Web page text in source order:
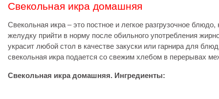
Свекольная икра домашняя
Свекольная икра – это постное и легкое разгрузочное блюдо,
желудку прийти в норму после обильного употребления
украсит любой стол в качестве закуски или гарнира для
свекольная икра подается со свежим хлебом в перерывах
Свекольная икра домашняя. Ингредиенты: